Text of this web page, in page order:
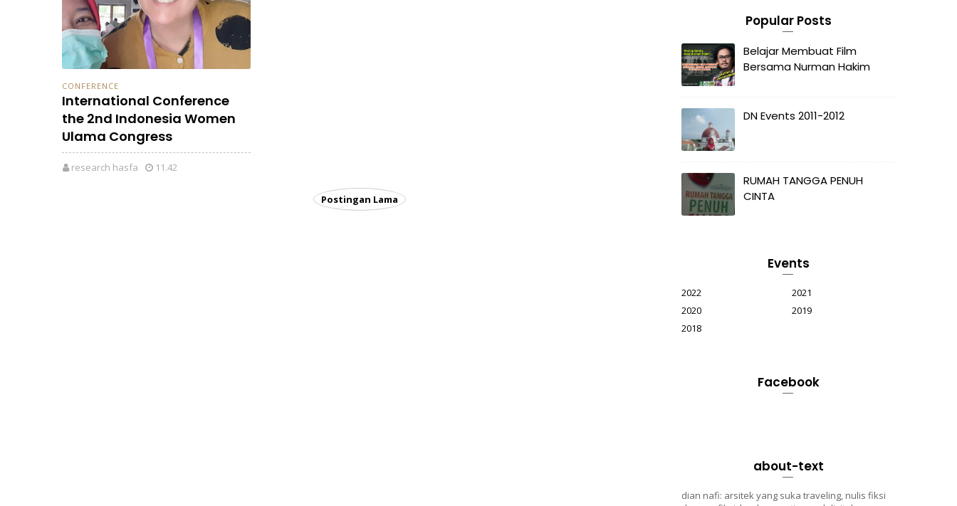
CONFERENCE
International Conference
the 2nd Indonesia Women
Ulama Congress
research hasfa 11.42
Postingan Lama
Popular Posts
Belajar Membuat Film
Bersama Nurman Hakim
DN Events 2011-2012
RUMAH TANGGA PENUH
CINTA
Events
2022
2021
2020
2019
2018
Facebook
about-text
dian nafi: arsitek yang suka traveling, nulis fiksi